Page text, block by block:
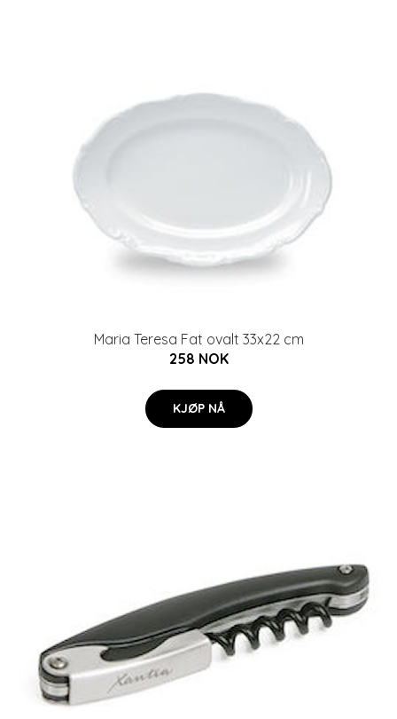
Maria Teresa Fat ovalt 33x22 cm
258 NOK
KJØP NÅ